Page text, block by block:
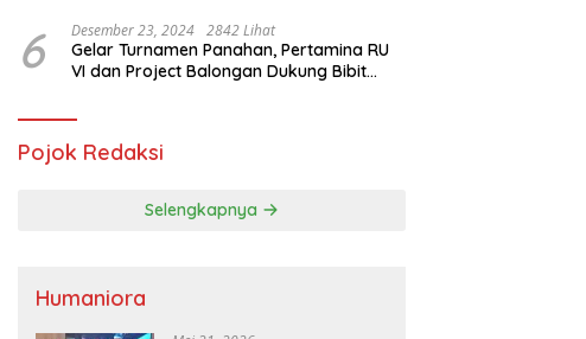
Tikus
6 Desember 23, 2024 2842 Lihat
Gelar Turnamen Panahan, Pertamina RU
VI dan Project Balongan Dukung Bibit
Pojok Redaksi
Selengkapnya
Humaniora